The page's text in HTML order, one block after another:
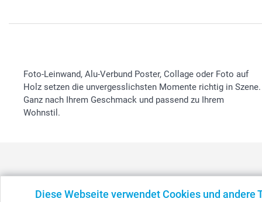
Diese Webseite verwendet Cookies und andere
Foto-Leinwand, Alu-Verbund Poster, Collage oder Foto auf
Holz setzen die unvergesslichsten Momente richtig in Szene.
Ganz nach Ihrem Geschmack und passend zu Ihrem
Wohnstil.
België - Belgique - Danmark Deutschland - France -